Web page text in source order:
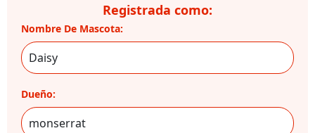
Registrada como:
Nombre De Mascota:
Dueño: